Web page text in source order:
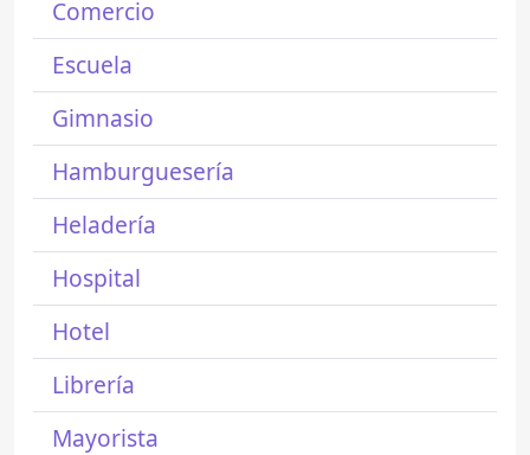
Comercio
Escuela
Gimnasio
Hamburguesería
Heladería
Hospital
Hotel
Librería
Mayorista